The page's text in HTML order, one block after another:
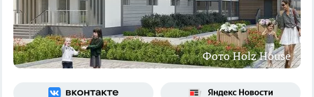
Фото Holz House